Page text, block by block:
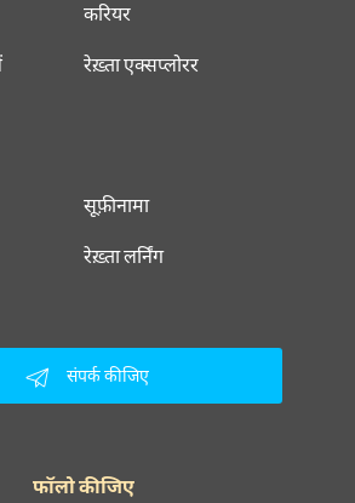
करियर
रेख़्ता एक्सप्लोरर
सूफ़ीनामा
रेख़्ता लर्निंग
संपर्क कीजिए
फॉलो कीजिए